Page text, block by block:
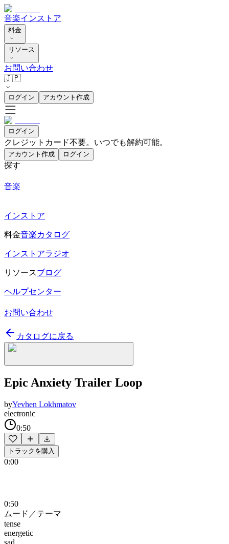
音楽インストア
料金
リソース
お問い合わせ
🇯🇵
ログイン アカウント作成
ログイン
クレジットカード不要。いつでも解約可能。
アカウント作成 ログイン
探す
音楽
インストア
料金音楽カタログ
インストアラジオ
リソースブログ
ヘルプセンター
お問い合わせ
カタログに戻る
Epic Anxiety Trailer Loop
byYevhen Lokhmatov
electronic
0:50
トラックを購入
0:00
0:50
ムード／テーマ
tense
energetic
sad